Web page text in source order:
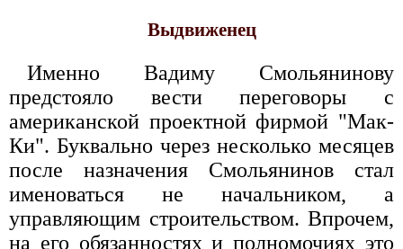
Выдвиженец
Именно Вадиму Смольянинову
предстояло вести переговоры с
американской проектной фирмой "Мак-
Ки". Буквально через несколько месяцев
после назначения Смольянинов стал
именоваться не начальником, а
управляющим строительством. Впрочем,
на его обязанностях и полномочиях это